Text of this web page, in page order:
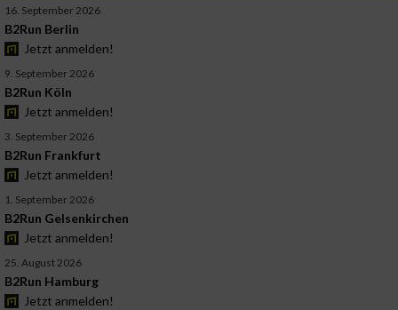
16. September 2026
B2Run Berlin
Jetzt anmelden!
9. September 2026
B2Run Köln
Jetzt anmelden!
3. September 2026
B2Run Frankfurt
Jetzt anmelden!
1. September 2026
B2Run Gelsenkirchen
Jetzt anmelden!
25. August 2026
B2Run Hamburg
Jetzt anmelden!